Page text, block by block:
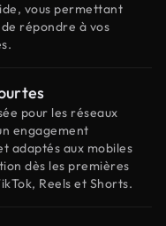
vous permettant
répondre à vos
pour les réseaux
engagement
adaptés aux mobiles
dès les premières
Reels et Shorts.